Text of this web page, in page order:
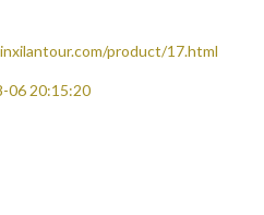
product/17.html
06 20:15:20